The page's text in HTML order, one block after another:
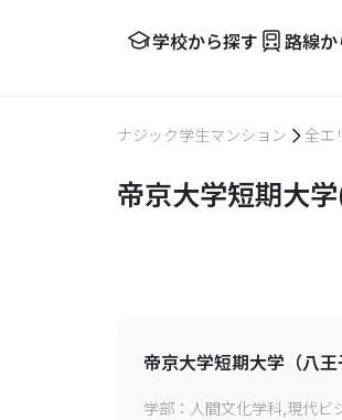
学校から探す 路線
ナジック学生マンション 全エ
帝京大学短期大
帝京大学短期大学（八王
学部： 人間文化学科,現代ビ